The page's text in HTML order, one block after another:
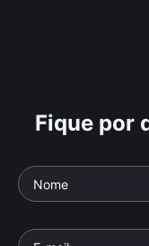
Fique por